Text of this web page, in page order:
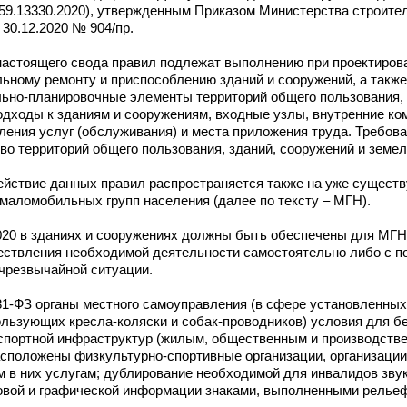
утвержденным Приказом Министерства
30.12.2020 № 904/пр.
свода правил подлежат выполнению при
ремонту и приспособлению зданий и сооружений, а
планировочные элементы территорий общего
к зданиям и сооружениям, входные узлы, внутренние
услуг (обслуживания) и места приложения труда.
территорий общего пользования, зданий, сооружений и
данных правил распространяется также на уже
групп населения (далее по тексту – МГН).
в зданиях и сооружениях должны быть обеспечены для
необходимой деятельности самостоятельно либо с
ситуации.
ФЗ органы местного самоуправления (в сфере
кресла-коляски и собак-проводников) условия для
инфраструктур (жилым, общественным и
физкультурно-спортивные организации,
них услугам; дублирование необходимой для инвалидов
и графической информации знаками, выполненными